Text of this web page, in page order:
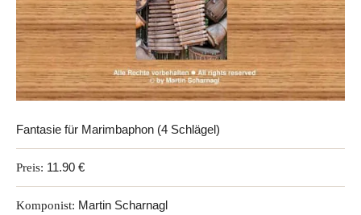
Fantasie für Marimbaphon (4 Schlägel)
Preis: 11.90 €
Komponist: Martin Scharnagl